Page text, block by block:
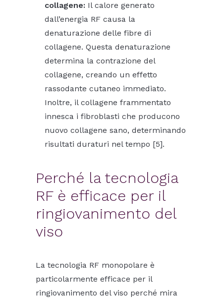
collagene: Il calore generato
dall’energia RF causa la
denaturazione delle fibre di
collagene. Questa denaturazione
determina la contrazione del
collagene, creando un effetto
rassodante cutaneo immediato.
Inoltre, il collagene frammentato
innesca i fibroblasti che producono
nuovo collagene sano, determinando
risultati duraturi nel tempo [5].
Perché la tecnologia
RF è efficace per il
ringiovanimento del
viso
La tecnologia RF monopolare è
particolarmente efficace per il
ringiovanimento del viso perché mira